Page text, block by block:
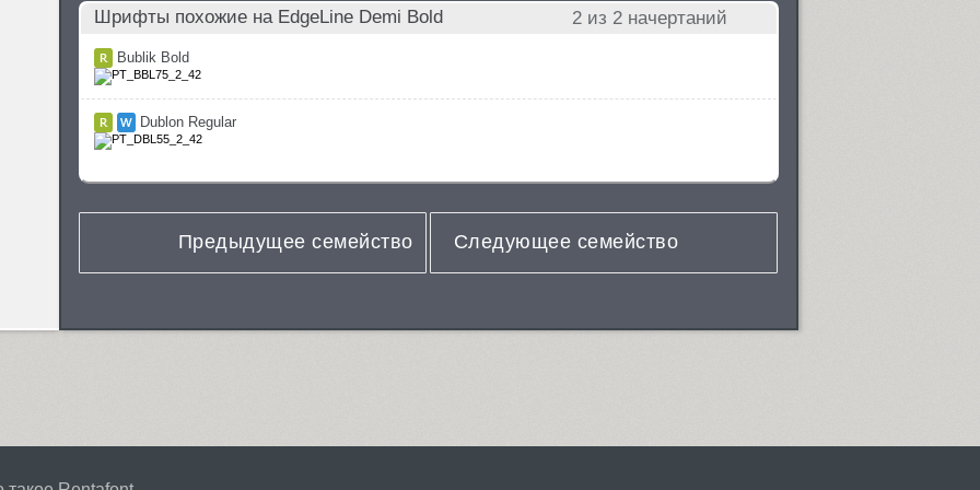
Шрифты похожие на EdgeLine Demi Bold 2из 2 начертаний
Bublik Bold
Dublon Regular
Предыдущее семейство Следующее семейство